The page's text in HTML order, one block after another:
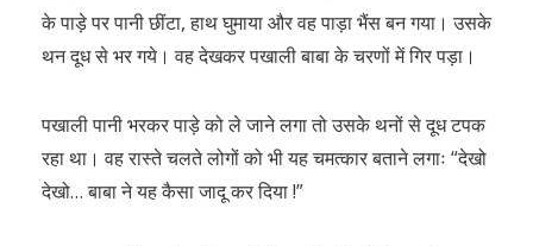
के पाड़े पर पानी छींटा, हाथ घुमाया और वह पाड़ा भैंस बन गया। उसके
थन दूध से भर गये। वह देखकर पखाली बाबा के चरणों में गिर पड़ा।
पखाली पानी भरकर पाड़े को ले जाने लगा तो उसके थनों से दूध टपक
रहा था। वह रास्ते चलते लोगों को भी यह चमत्कार बताने लगाः “देखो
देखो… बाबा ने यह कैसा जादू कर दिया !”